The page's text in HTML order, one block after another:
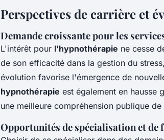
Perspectives de carrière et
Demande croissante pour les
L'intérêt pour l'hypnothérapie ne cesse
de son efficacité dans la gestion du
évolution favorise l'émergence de
hypnothérapie est également en hausse
une meilleure compréhension publique
Opportunités de spécialisation et